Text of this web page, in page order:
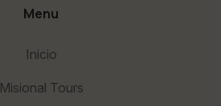
Menu
Inicio
Misional Tours